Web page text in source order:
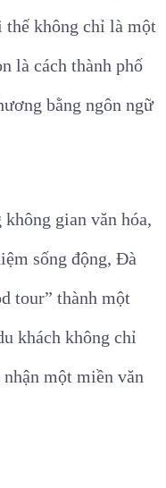
không chỉ là một
là cách thành phố
bằng ngôn ngữ
gian văn hóa,
sống động, Đà
tour” thành một
khách không chỉ
nhận một miền văn